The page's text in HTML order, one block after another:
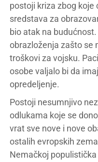
postoji kriza zbog koje
sredstava za
bio atak na
obrazloženja zašto se
troškovi za vojsku.
osobe valjalo bi da
opredeljenje.
Postoji nesumnjivo
odlukama koje se
vrat sve nove i nove
ostalih evropskih
Nemačkoj